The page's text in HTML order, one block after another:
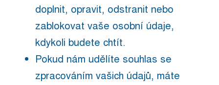
doplnit, opravit, odstranit nebo
zablokovat vaše osobní údaje,
kdykoli budete chtít.
Pokud nám udělíte souhlas se
zpracováním vašich údajů, máte